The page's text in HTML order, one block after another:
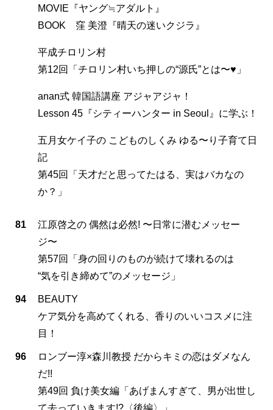
MOVIE『ヤング≒アダルト』
BOOK 窪 美澄『晴天の迷いクジラ』
平成チロリン村
第12回「チロリン村いち押しの“源氏”とは〜♥」
anan式 韓国語講座 アジャアジャ！
Lesson 45『シティーハンター in Seoul』に学ぶ！
五月女ケイ子の こどものしくみ ゆる〜り子育て日
記
第45回「天才だと思ってたはる、実はバカなの
か？」
81
江原啓之の 偶然は必然! 〜日常に潜むメッセー
ジ〜
第57回「身の回りのものが続けて壊れるのは
“気を引き締めて”のメッセージ」
94
BEAUTY
ケア気分を高めてくれる、香りのいいコスメに注
目！
96
ロンブー淳×森川教授 だからキミの恋はダメなん
だ!!
第49回 負け美女編「あげまんすぎて、男が出世し
て去っていきます!?〈後編〉」